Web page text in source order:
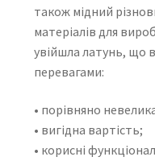
також мідний
матеріалів для
увійшла латунь, що
перевагами:
• порівняно
• вигідна вартість;
• корисні